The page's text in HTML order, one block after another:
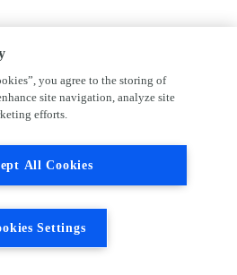
you agree to the storing of
site navigation, analyze site
efforts.
All Cookies
Settings